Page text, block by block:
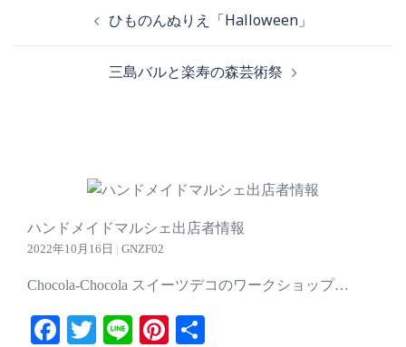
ひものんぬりえ「Halloween」
三島バルと楽寿の森芸術祭
ハンドメイドマルシェ出店者情報
2022年10月16日 | GNZF02
Chocola-Chocola スイーツデコのワークショップ…
Facebook
TwitterLinePinterest